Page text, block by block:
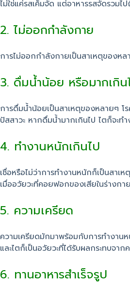
ไม่ใช่แค่รสเค็มจัด แต่อาหารรสจัดรวม
2. ไม่ออกกำลังกาย
การไม่ออกกำลังกายเป็นสาเหตุของห
3. ดื่มน้ำน้อย หรือมากเกิน
การดื่มน้ำน้อยเป็นสาเหตุของหลายๆ โ
ปัสสาวะ หากดื่มน้ำมากเกินไป ไตก็จะท
4. ทำงานหนักเกินไป
เชื่อหรือไม่ว่าการทำงานหนักก็เป็นสาเ
เมื่ออวัยวะที่คอยฟอกของเสียในร่างก
5. ความเครียด
ความเครียดมักมาพร้อมกับการทำงานห
และไตก็เป็นอวัยวะที่ได้รับผลกระทบจา
6. ทานอาหารสำเร็จรูป